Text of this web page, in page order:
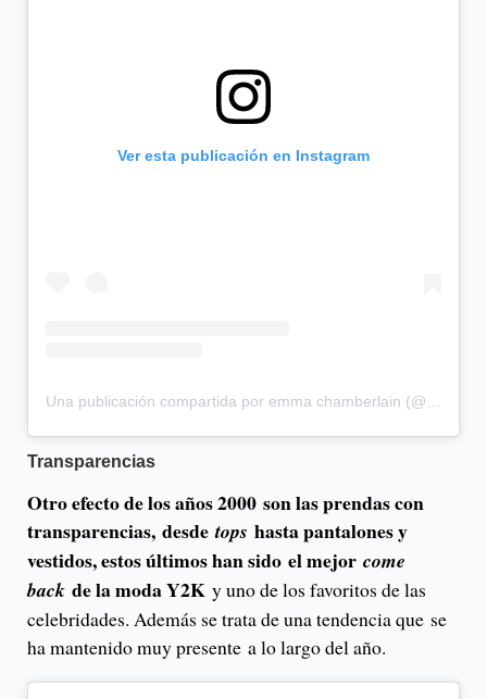
Ver esta publicación en Instagram
Transparencias
Otro efecto de los años 2000 son las prendas con
transparencias, desdetops hasta pantalones y
vestidos, estos últimos han sido el mejor come
back de la moda Y2K y uno de los favoritos de las
celebridades. Además se trata de una tendencia que se
ha mantenido muy presente a lo largo del año.